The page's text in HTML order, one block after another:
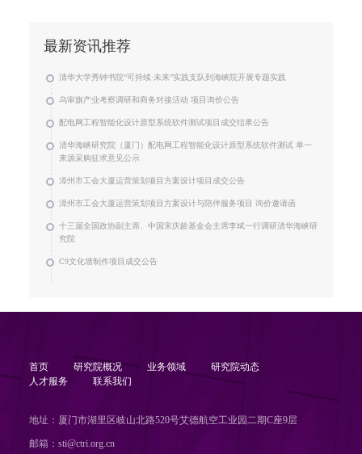
最新资讯推荐
清华大学秀钟书院“可持续·未来”实践支队到海峡院开展专题实践
乌审旗产业考察调研和商务对接活动 项目询价公告
配电网工程智能化设计原型系统软件测试项目成交结果公告
清华海峡研究院（厦门）配电网工程智能化设计原型系统软件测试 单一
来源采购征求意见公示
漳州市工会大厦运营策划项目方案设计项目成交公告
漳州市工会大厦运营策划项目方案设计与陪伴服务项目 询价邀请函
十三届全国政协副主席、中国宋庆龄基金会主席李斌一行调研清华海峡研
究院
C9文化墙制作项目成交公告
首页 研究院概况 业务领域
研究院动态
人才服务
联系我们
地址：厦门市湖里区岐山北路520号艾德航空工业园二期C座9层
邮箱：sti@ctri.org.cn